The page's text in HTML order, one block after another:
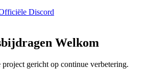
Discord
Welkom
gericht op continue verbetering.